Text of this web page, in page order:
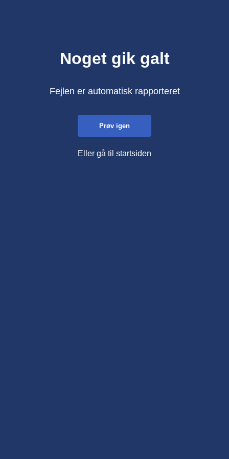
Noget gik galt
Fejlen er automatisk rapporteret
Prøv igen
Eller gå til startsiden